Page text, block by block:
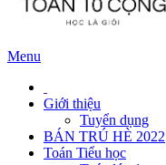
Menu
Giới thiệu
Tuyển dụng
BÁN TRÚ HÈ 2022
Toán Tiểu học